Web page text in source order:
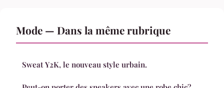
Mode — Dans la même rubrique
Sweat Y2K, le nouveau style urbain.